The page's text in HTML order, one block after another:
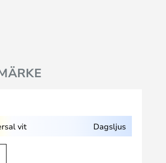
vit Dagsljus